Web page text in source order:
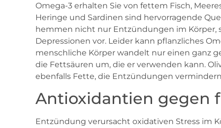
Omega-3 erhalten Sie von fettem Fisch,
Heringe und Sardinen sind hervorragende
hemmen nicht nur Entzündungen im Körper,
Depressionen vor. Leider kann pflanzliches
menschliche Körper wandelt nur einen ganz
die Fettsäuren um, die er verwenden kann.
ebenfalls Fette, die Entzündungen
Antioxidantien gegen
Entzündung verursacht oxidativen Stress im